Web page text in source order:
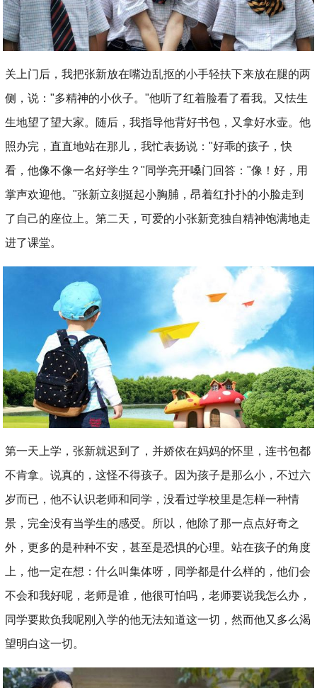
关上门后，我把张新放在嘴边乱抠的小手轻扶下来放在腿的两
侧，说："多精神的小伙子。"他听了红着脸看了看我。又怯生
生地望了望大家。随后，我指导他背好书包，又拿好水壶。他
照办完，直直地站在那儿，我忙表扬说："好乖的孩子，快
看，他像不像一名好学生？"同学亮开嗓门回答："像！好，用
掌声欢迎他。"张新立刻挺起小胸脯，昂着红扑扑的小脸走到
了自己的座位上。第二天，可爱的小张新竞独自精神饱满地走
进了课堂。
第一天上学，张新就迟到了，并娇依在妈妈的怀里，连书包都
不肯拿。说真的，这怪不得孩子。因为孩子是那么小，不过六
岁而已，他不认识老师和同学，没看过学校里是怎样一种情
景，完全没有当学生的感受。所以，他除了那一点点好奇之
外，更多的是种种不安，甚至是恐惧的心理。站在孩子的角度
上，他一定在想：什么叫集体呀，同学都是什么样的，他们会
不会和我好呢，老师是谁，他很可怕吗，老师要说我怎么办，
同学要欺负我呢刚入学的他无法知道这一切，然而他又多么渴
望明白这一切。